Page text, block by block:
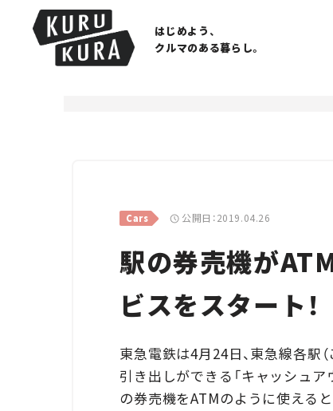
はじめよう、
クルマのある暮らし。
Cars 公開日：2019.04.26
駅の券売機が
ビスをスタート！
東急電鉄は4月24日、東急線各駅
引き出しができる「キャッシュア
の券売機をATMのように使える